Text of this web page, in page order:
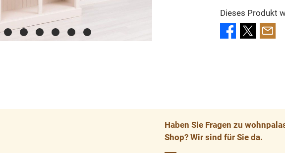
Dieses Produkt
Haben Sie Fragen zu
Shop? Wir sind für Sie da.